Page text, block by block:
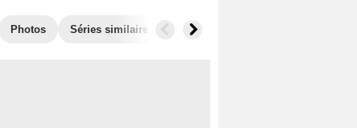
Photos Séries similaires